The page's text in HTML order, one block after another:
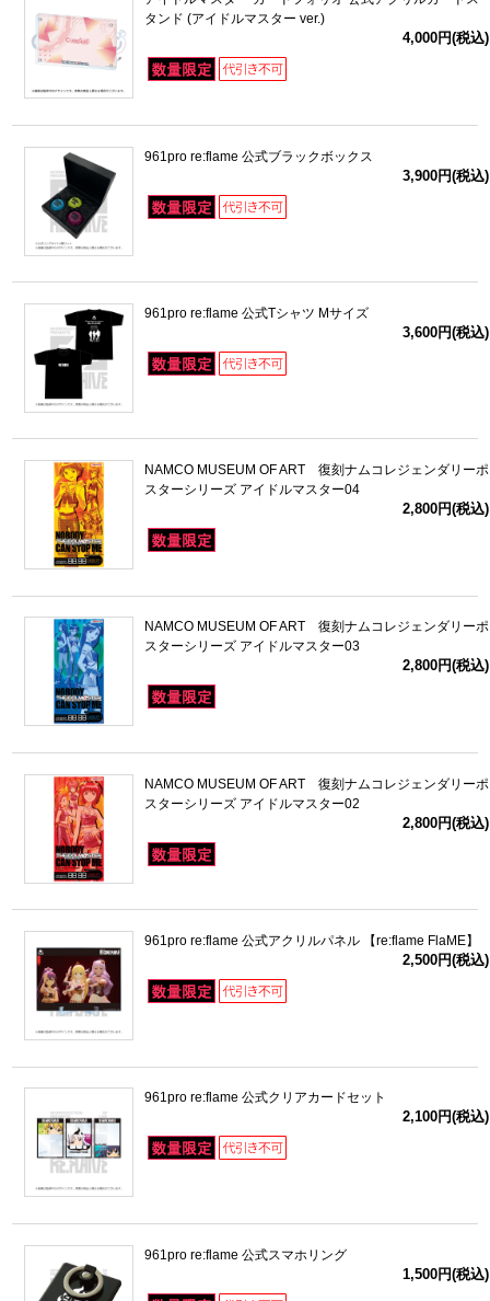
タンド (アイドルマスター ver.)
4,000円(税込)
961pro re:flame 公式ブラックボックス
3,900円(税込)
961pro re:flame 公式Tシャツ Mサイズ
3,600円(税込)
NAMCO MUSEUM OF ART 復刻ナムコレジェンダリーポ
スターシリーズ アイドルマスター04
2,800円(税込)
NAMCO MUSEUM OF ART 復刻ナムコレジェンダリーポ
スターシリーズ アイドルマスター03
2,800円(税込)
NAMCO MUSEUM OF ART 復刻ナムコレジェンダリーポ
スターシリーズ アイドルマスター02
2,800円(税込)
961pro re:flame 公式アクリルパネル 【re:flame FlaME】
2,500円(税込)
961pro re:flame 公式クリアカードセット
2,100円(税込)
961pro re:flame 公式スマホリング
1,500円(税込)